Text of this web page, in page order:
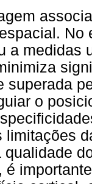
No
a medidas
superada
o
limitações
qualidade
é